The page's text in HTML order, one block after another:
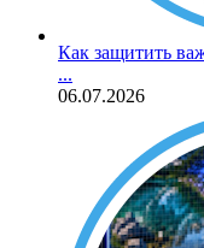
Как защитить
...
06.07.2026